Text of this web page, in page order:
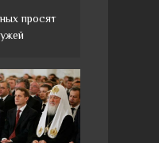
просят